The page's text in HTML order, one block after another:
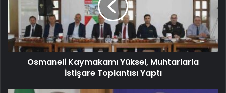
Osmaneli Kaymakamı Yüksel, Muhtarlarla
İstişare Toplantısı Yaptı